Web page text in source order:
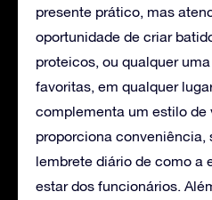
presente prático, mas
oportunidade de criar
proteicos, ou qualquer
favoritas, em qualquer
complementa um estilo de
proporciona conveniência,
lembrete diário de como a
estar dos funcionários.